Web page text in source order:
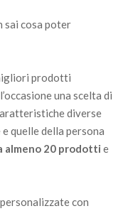
sai cosa poter
prodotti
una scelta di
diverse
quelle della persona
almeno 20 prodotti e
con